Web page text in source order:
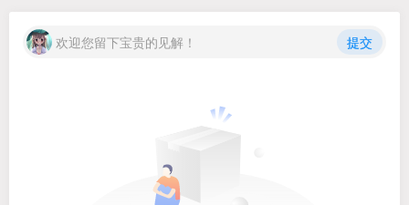
欢迎您留下宝贵的见解！ 提交